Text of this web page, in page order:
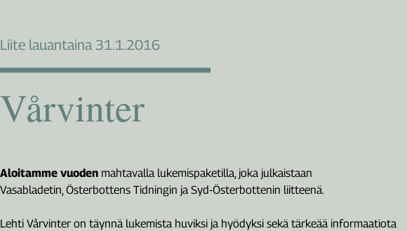
Liite lauantaina 31.1.2016
Vårvinter
Aloitamme vuoden mahtavalla lukemispaketilla, joka julkaistaan
Vasabladetin, Österbottens Tidningin ja Syd-Österbottenin liitteenä.
Lehti Vårvinter on täynnä lukemista huviksi ja hyödyksi sekä tärkeää informaatiota